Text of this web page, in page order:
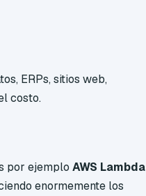
ERPs, sitios web,
costo.
por ejemploAWS Lambda
enormemente los